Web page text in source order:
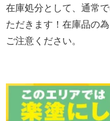
在庫処分として、通常
ただきます！在庫品の為
ご注意ください。